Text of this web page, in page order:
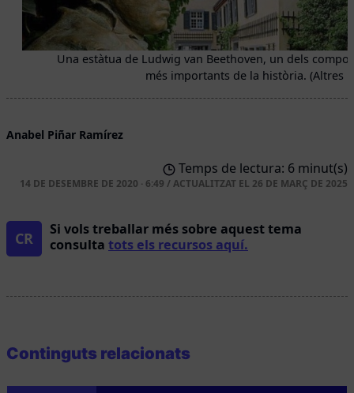
Una estàtua de Ludwig van Beethoven, un dels
més importants de la història. (Altres
Anabel Piñar Ramírez
Temps de lectura: 6 minut(s)
14 DE DESEMBRE DE 2020 · 6:49 /ACTUALITZAT EL 26 DE MARÇ DE 2025
CR
Si vols treballar més sobre aquest tema
consulta tots els recursos aquí.
Continguts relacionats